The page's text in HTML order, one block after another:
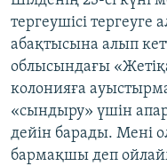
тергеушісі
абақтысына алып
облысындағы
колонияға
«сындыру» үшін
дейін барады. Мені
бармақшы деп